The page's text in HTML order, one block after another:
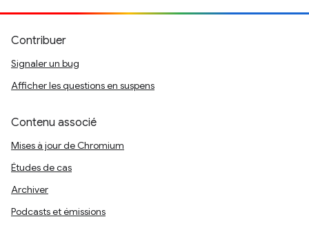
Contribuer
Signaler un bug
Afficher les questions en suspens
Contenu associé
Mises à jour de Chromium
Études de cas
Archiver
Podcasts et émissions